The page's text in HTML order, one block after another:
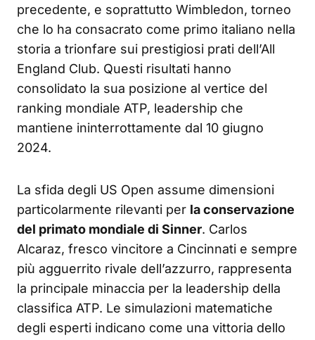
precedente, e soprattutto Wimbledon, torneo
che lo ha consacrato come primo italiano nella
storia a trionfare sui prestigiosi prati dell’All
England Club. Questi risultati hanno
consolidato la sua posizione al vertice del
ranking mondiale ATP, leadership che
mantiene ininterrottamente dal 10 giugno
2024.
La sfida degli US Open assume dimensioni
particolarmente rilevanti per la conservazione
del primato mondiale di Sinner. Carlos
Alcaraz, fresco vincitore a Cincinnati e sempre
più agguerrito rivale dell’azzurro, rappresenta
la principale minaccia per la leadership della
classifica ATP. Le simulazioni matematiche
degli esperti indicano come una vittoria dello